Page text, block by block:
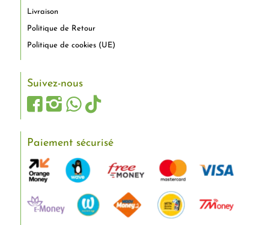
Livraison
Politique de Retour
Politique de cookies (UE)
Suivez-nous
Paiement sécurisé